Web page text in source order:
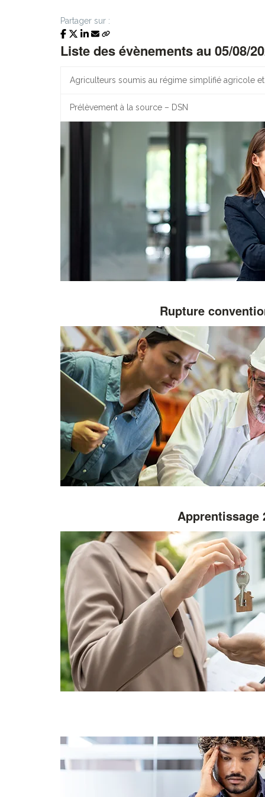
Partager sur :
Liste des évènements au 05/08/
Agriculteurs soumis au régime simplifié agricole
Prélèvement à la source – DSN
Rupture
Apprentissage